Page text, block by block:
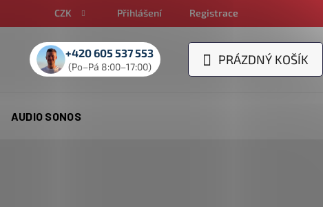
CZK Přihlášení Registrace
+420 605 537 553
(Po–Pá 8:00–17:00)
NÁKUPNÍ
PRÁZDNÝ KOŠÍK
AUDIO SONOS